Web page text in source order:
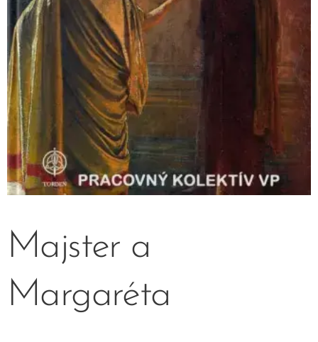
Majster a
Margaréta